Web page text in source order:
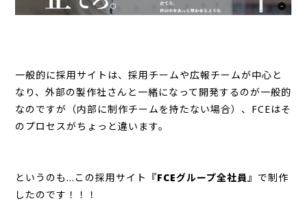
一般的に採用サイトは、採用チームや広報チームが中心と
なり、外部の製作社さんと一緒になって開発するのが一般的
なのですが（内部に制作チームを持たない場合）、FCEはそ
のプロセスがちょっと違います。
というのも…この採用サイト 『FCEグループ全社員』 で制作
したのです！！！